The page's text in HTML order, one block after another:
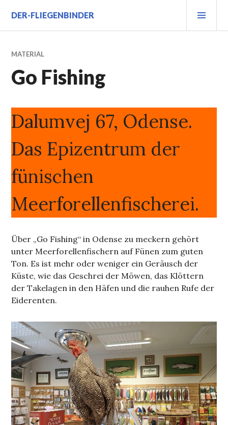
Inhalt
springen
DER-FLIEGENBINDER
MATERIAL
Go Fishing
Dalumvej 67, Odense.
Das Epizentrum der
fünischen
Meerforellenfischerei.
Über „Go Fishing“ in Odense zu meckern gehört
unter Meerforellenfischern auf Fünen zum guten
Ton. Es ist mehr oder weniger ein Geräusch der
Küste, wie das Geschrei der Möwen, das Klöttern
der Takelagen in den Häfen und die rauhen Rufe der
Eiderenten.